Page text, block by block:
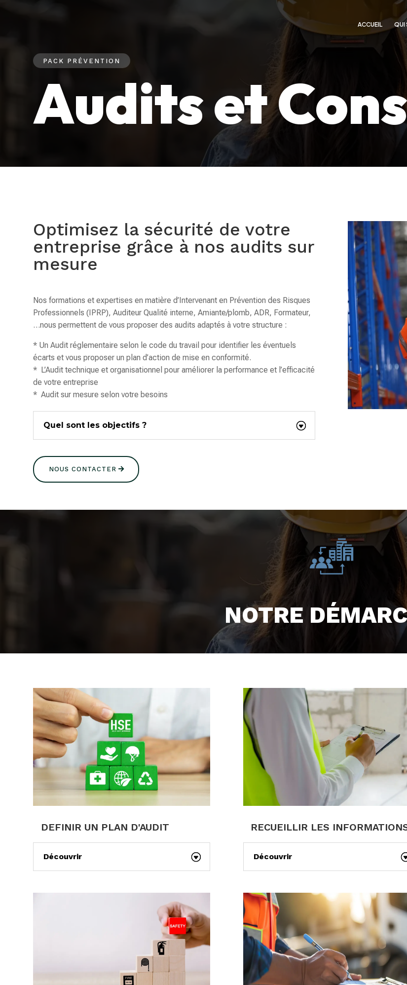
ACCUEIL QUI
PACK PRÉVENTION
Audits et
Optimisez la sécurité de votre
entreprise grâce à nos audits sur
mesure
Nos formations et expertises en matière d’Intervenant en Prévention des Risques
Professionnels (IPRP), Auditeur Qualité interne, Amiante/plomb, ADR, Formateur,
…nous permettent de vous proposer des audits adaptés à votre structure :
* Un Audit réglementaire selon le code du travail pour identifier les éventuels
écarts et vous proposer un plan d’action de mise en conformité.
* L’Audit technique et organisationnel pour améliorer la performance et l’efficacité
de votre entreprise
* Audit sur mesure selon votre besoins
Quel sont les objectifs ?
NOUS CONTACTER
NOTRE
DEFINIR UN PLAN D'AUDIT
Découvrir
RECUEILLIR LES
Découvrir